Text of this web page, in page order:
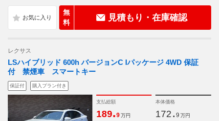
無
料
見積もり・在庫確認
レクサス
LSハイブリッド 600h バージョンC Iパッケージ 4WD 保証
付 禁煙車 スマートキー
保証付 購入プラン付き
支払総額
189.9 万円
本体価格
172. 9 万円